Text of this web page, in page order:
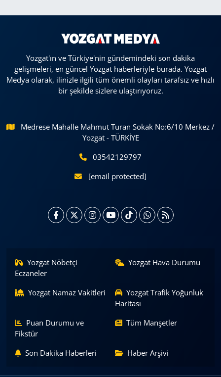
Yozgat'ın ve Türkiye'nin gündemindeki son dakika
gelişmeleri, en güncel Yozgat haberleriyle burada. Yozgat
Medya olarak, ilinizle ilgili tüm önemli olayları tarafsız ve hızlı
bir şekilde sizlere ulaştırıyoruz.
Medrese Mahalle Mahmut Turan Sokak No:6/10 Merkez /
Yozgat - TÜRKİYE
03542129797
[email protected]
Yozgat Nöbetçi
Eczaneler
Yozgat Hava Durumu
Yozgat Namaz Vakitleri
Yozgat Trafik Yoğunluk
Haritası
Puan Durumu ve
Fikstür
Tüm Manşetler
Son Dakika Haberleri Haber Arşivi